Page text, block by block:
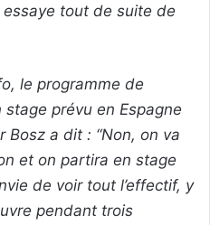
tout de suite de
le programme de
prévu en Espagne
Bosz a dit : “Non, on va
et on partira en stage
de voir tout l’effectif, y
pendant trois